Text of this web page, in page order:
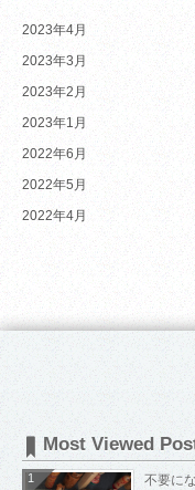
2023年4月
2023年3月
2023年2月
2023年1月
2022年6月
2022年5月
2022年4月
Most Viewed
不要に
1